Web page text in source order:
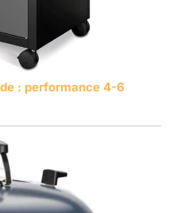
: performance 4-6